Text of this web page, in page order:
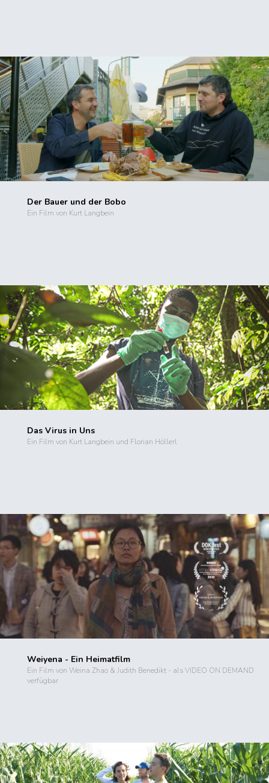
Der Bauer und der Bobo
Ein Film von Kurt Langbein
Das Virus in Uns
Ein Film von Kurt Langbein und Florian Höllerl
Weiyena - Ein Heimatfilm
Ein Film von Weina Zhao & Judith Benedikt - als VIDEO ON DEMAND
verfügbar